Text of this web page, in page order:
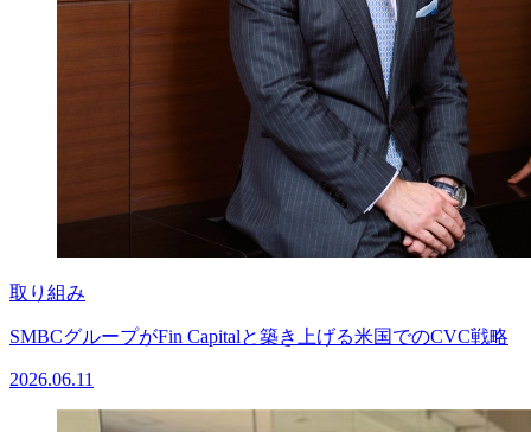
取り組み
SMBCグループがFin Capitalと築き上げる米国でのCVC戦略
2026.06.11